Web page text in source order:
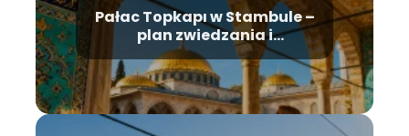
Pałac Topkapı w Stambule –
plan zwiedzania i
najważniejsze atrakcje